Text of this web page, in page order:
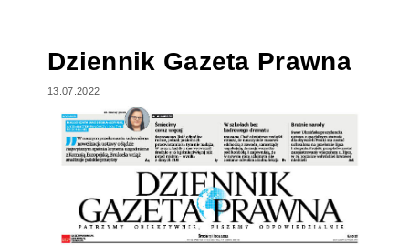
Dziennik Gazeta Prawna
13.07.2022